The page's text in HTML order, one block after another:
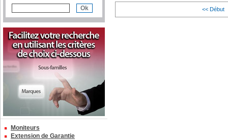
Moniteurs
Extension de Garantie
<< Début